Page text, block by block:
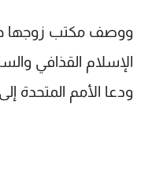
ووصف مكتب زوجها
الإسلام القذافي
ودعا الأمم المتحدة